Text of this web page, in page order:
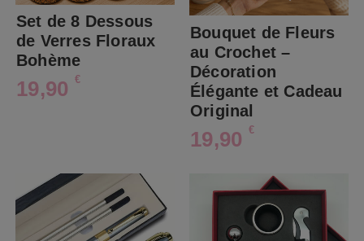
Set de 8 Dessous
de Verres Floraux
Bohème
19,90 €
Bouquet de Fleurs
au Crochet –
Décoration
Élégante et Cadeau
Original
19,90 €